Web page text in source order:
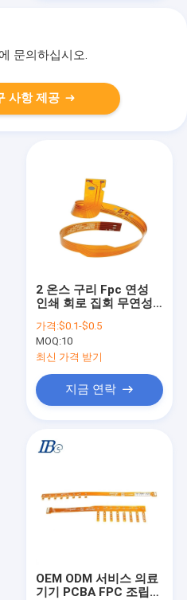
문의하십시오.
사항 제공
2 온스 구리 Fpc 연성
인쇄 회로 집회 무연성
가격:$0.1-$0.5
MOQ:10
최신 가격 받기
지금 연락
OEM ODM 서비스 의료
기기 PCBA FPC 조립